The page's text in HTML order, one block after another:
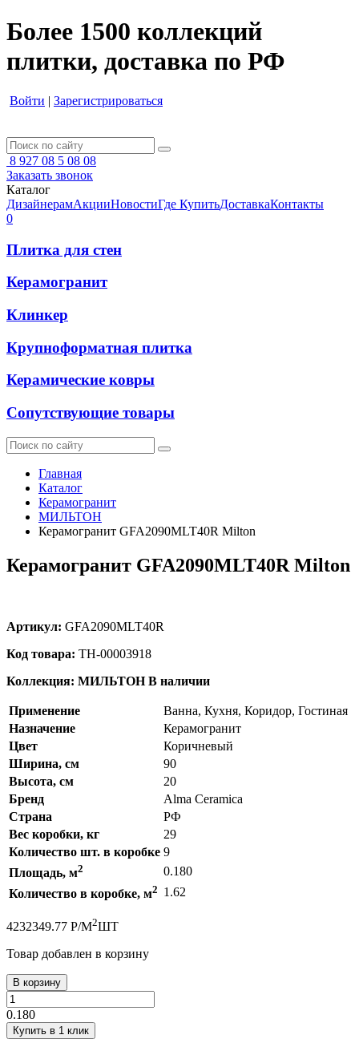
Более 1500 коллекций
плитки, доставка по РФ
Войти | Зарегистрироваться
8 927 08 5 08 08
Заказать звонок
Каталог
ДизайнерамАкцииНовостиГде КупитьДоставкаКонтакты
0
Плитка для стен
Керамогранит
Клинкер
Крупноформатная плитка
Керамические ковры
Сопутствующие товары
Главная
Каталог
Керамогранит
МИЛЬТОН
Керамогранит GFA2090MLT40R Milton
Керамогранит GFA2090MLT40R Milton
Артикул: GFA2090MLT40R
Код товара: ТН-00003918
Коллекция: МИЛЬТОН В наличии
Применение
Ванна, Кухня, Коридор, Гостиная
Назначение
Керамогранит
Цвет
Коричневый
Ширина, см
90
Высота, см
20
Бренд
Alma Ceramica
Страна
РФ
Вес коробки, кг
29
Количество шт. в коробке 9
Площадь, м2
0.180
Количество в коробке, м2 1.62
4232349.77 Р/М2ШТ
Товар добавлен в корзину
В корзину
0.180
Купить в 1 клик